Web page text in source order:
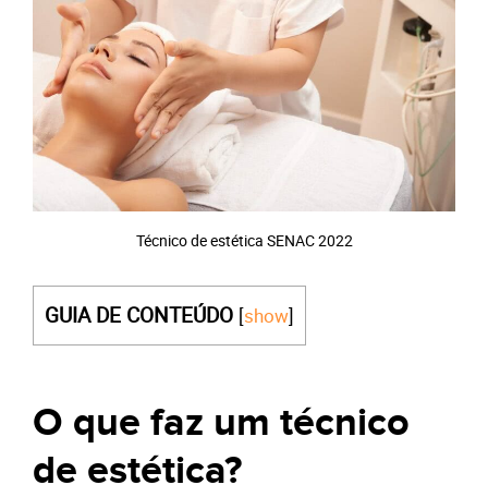
Técnico de estética SENAC 2022
GUIA DE CONTEÚDO [show]
O que faz um técnico
de estética?